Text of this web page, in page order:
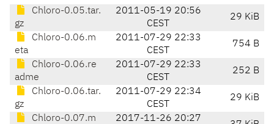
Chloro-0.05.tar.
gz
2011-05-19 20:56
CEST
29 KiB
Chloro-0.06.m
eta
2011-07-29 22:33
CEST
754 B
Chloro-0.06.re
adme
2011-07-29 22:33
CEST
252 B
Chloro-0.06.tar.
gz
2011-07-29 22:34
CEST
29 KiB
Chloro-0.07.m
2017-11-26 20:27